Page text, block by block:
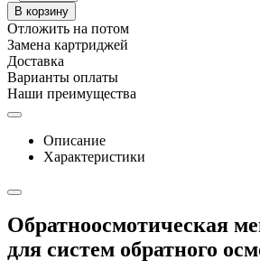
В корзину
Отложить на потом
Замена картриджей
Доставка
Варианты оплаты
Наши преимущества
Описание
Характеристики
Обратноосмотическая
для систем обратного